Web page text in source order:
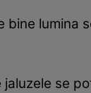
lumina
se